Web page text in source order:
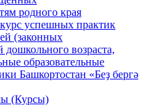
родного края
успешных практик
(законных
дошкольного возраста,
образовательные
Башкортостан «Беҙ бергә
(Курсы)